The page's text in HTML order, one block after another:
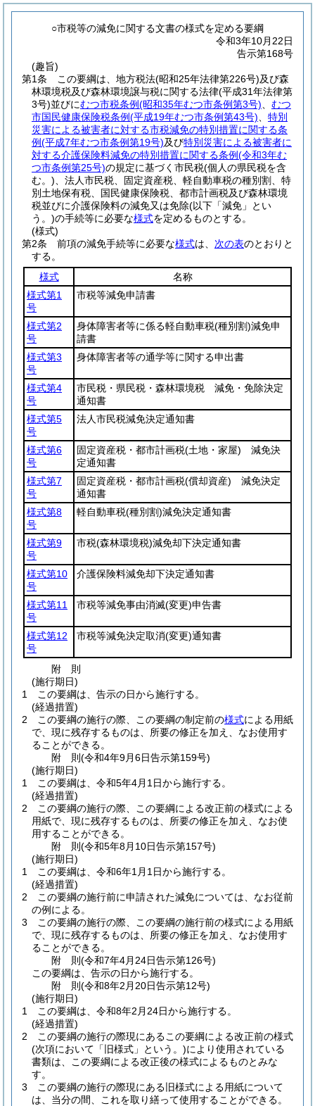
○市税等の減免に関する文書の様式を定める要綱
令和3年10月22日
告示第168号
(趣旨)
第1条
この要綱は、地方税法(昭和25年法律第226号)及び森
林環境税及び森林環境譲与税に関する法律(平成31年法律第
3号)並びにむつ市税条例(昭和35年むつ市条例第3号)
むつ
市国民健康保険税条例(平成19年むつ市条例第43号)
特別
災害による被害者に対する市税減免の特別措置に関する条
例(平成7年むつ市条例第19号)及び特別災害による被害者に
対する介護保険料減免の特別措置に関する条例(令和3年む
つ市条例第25号)の規定に基づく市民税(個人の県民税を含
む。) 、法人市民税、固定資産税、軽自動車税の種別割、特
別土地保有税、国民健康保険税、都市計画税及び森林環境
税並びに介護保険料の減免又は免除(以下「減免」とい
う。)の手続等に必要な様式を定めるものとする。
(様式)
第2条
前項の減免手続等に必要な様式は、 次の表のとおりと
する。
様式
名称
様式第1
号
市税等減免申請書
様式第2
号
身体障害者等に係る軽自動車税(種別割)減免申
請書
様式第3
号
身体障害者等の通学等に関する申出書
様式第4
号
市民税・県民税・森林環境税 減免・免除決定
通知書
様式第5
号
法人市民税減免決定通知書
様式第6
号
固定資産税・都市計画税(土地・家屋) 減免決
定通知書
様式第7
号
固定資産税・都市計画税(償却資産) 減免決定
通知書
様式第8
号
軽自動車税(種別割)減免決定通知書
様式第9
号
市税(森林環境税)減免却下決定通知書
様式第10
号
介護保険料減免却下決定通知書
様式第11
号
市税等減免事由消滅(変更)申告書
様式第12
号
市税等減免決定取消(変更)通知書
附 則
(施行期日)
1
この要綱は、告示の日から施行する。
(経過措置)
2
この要綱の施行の際、この要綱の制定前の様式による用紙
で、現に残存するものは、所要の修正を加え、なお使用す
ることができる。
附 則(令和4年9月6日告示第159号)
(施行期日)
1
この要綱は、令和5年4月1日から施行する。
(経過措置)
2
この要綱の施行の際、この要綱による改正前の様式による
用紙で、現に残存するものは、所要の修正を加え、なお使
用することができる。
附 則(令和5年8月10日告示第157号)
(施行期日)
1
この要綱は、令和6年1月1日から施行する。
(経過措置)
2
この要綱の施行前に申請された減免については、なお従前
の例による。
3
この要綱の施行の際、この要綱の施行前の様式による用紙
で、現に残存するものは、所要の修正を加え、なお使用す
ることができる。
附 則(令和7年4月24日告示第126号)
この要綱は、告示の日から施行する。
附 則(令和8年2月20日告示第12号)
(施行期日)
1
この要綱は、令和8年2月24日から施行する。
(経過措置)
2
この要綱の施行の際現にあるこの要綱による改正前の様式
(次項において「旧様式」という。)により使用されている
書類は、この要綱による改正後の様式によるものとみな
す。
3
この要綱の施行の際現にある旧様式による用紙について
は、当分の間、これを取り繕って使用することができる。